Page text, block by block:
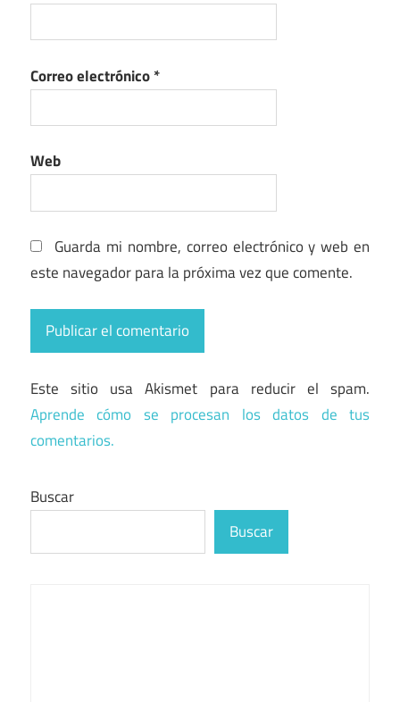
Correo electrónico*
Web
Guarda mi nombre, correo electrónico y web en
este navegador para la próxima vez que comente.
Este sitio usa Akismet para reducir el spam.
Aprende cómo se procesan los datos de tus
comentarios.
Buscar
Buscar